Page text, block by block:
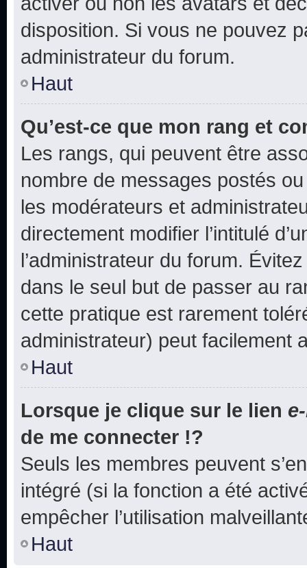
disposition. Si vous ne pouvez
administrateur du forum.
Haut
Qu’est-ce que mon rang et
Les rangs, qui peuvent être
nombre de messages postés
les modérateurs et
directement modifier l’intitulé
l’administrateur du forum.
dans le seul but de passer au
cette pratique est rarement
administrateur) peut facilement
Haut
Lorsque je clique sur le lien
de me connecter !?
Seuls les membres peuvent
intégré (si la fonction a été
empêcher l’utilisation
Haut